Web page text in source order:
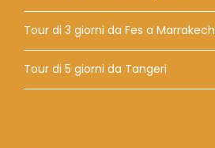
Tour di 3 giorni da Fes a Marrakech
Tour di 5 giorni da Tangeri